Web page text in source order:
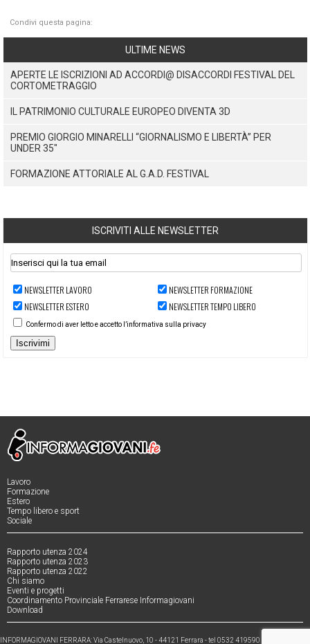
Condivi questa pagina:
ULTIME NEWS
APERTE LE ISCRIZIONI AD ACCORDI@ DISACCORDI FESTIVAL DEL
CORTOMETRAGGIO
IL PATRIMONIO CULTURALE EUROPEO DIVENTA 3D
PREMIO GIORGIO MINARELLI “GIORNALISMO E LIBERTÀ” PER
UNDER 35"
FORMAZIONE ATTORIALE AL G.A.D. FESTIVAL
ISCRIVITI ALLE NEWSLETTER
NEWSLETTER LAVORO
NEWSLETTER FORMAZIONE
NEWSLETTER ESTERO
NEWSLETTER TEMPO LIBERO
Confermo di aver letto e accetto l’informativa sulla privacy
Iscrivimi
Lavoro
Formazione
Estero
Tempo libero e sport
Sociale
Rapporto utenza 2024
Rapporto utenza 2023
Rapporto utenza 2022
Chi siamo
Eventi e progetti
Coordinamento Provinciale Ferrarese Informagiovani
Download
INFORMAGIOVANI FERRARA: Via Castelnuovo, 10 - 44121 Ferrara - tel 0532 419590 - fax 0532